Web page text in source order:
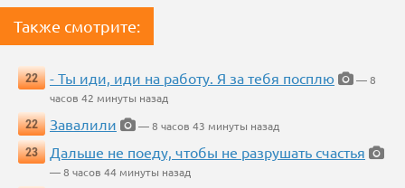
Также смотрите:
22 - Ты иди, иди на работу. Я за тебя посплю
— 8
часов 42 минуты назад
22
Завалили
— 8 часов 43 минуты назад
23
Дальше не поеду, чтобы не разрушать счастья
— 8 часов 44 минуты назад